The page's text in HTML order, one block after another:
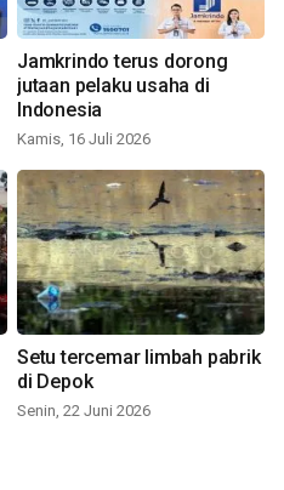
Jamkrindo terus dorong
jutaan pelaku usaha di
Indonesia
Kamis, 16 Juli 2026
Setu tercemar limbah pabrik
di Depok
Senin, 22 Juni 2026